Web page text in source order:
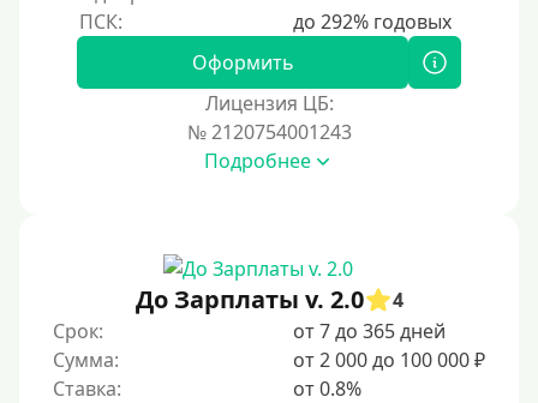
Оформить
Лицензия ЦБ:
№ 2120754001243
Подробнее
До Зарплаты v. 2.0
4
Срок:
от 7 до 365 дней
Сумма:
от 2 000 до 100 000 ₽
Ставка:
от 0.8%